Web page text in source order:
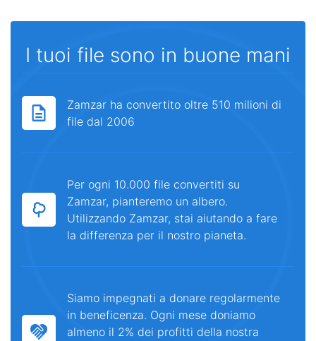
I tuoi file sono in buone mani
Zamzar ha convertito oltre 510 milioni di
file dal 2006
Per ogni 10.000 file convertiti su
Zamzar, pianteremo un albero.
Utilizzando Zamzar, stai aiutando a fare
la differenza per il nostro pianeta.
Siamo impegnati a donare regolarmente
in beneficenza. Ogni mese doniamo
almeno il 2% dei profitti della nostra